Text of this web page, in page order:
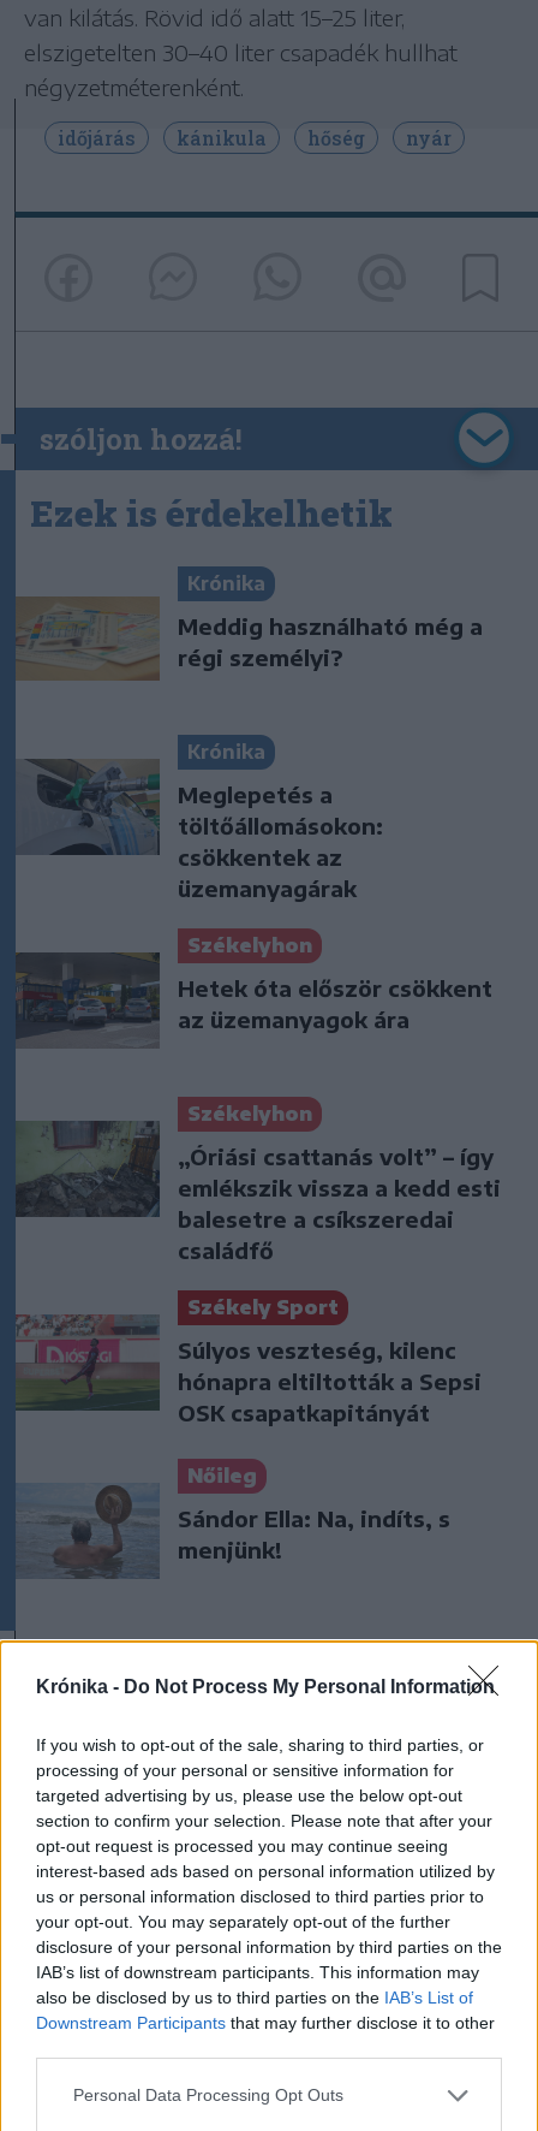
Krónika - Do Not Process My Personal Information
If you wish to opt-out of the sale, sharing to third parties, or
processing of your personal or sensitive information for
targeted advertising by us, please use the below opt-out
section to confirm your selection. Please note that after your
opt-out request is processed you may continue seeing
interest-based ads based on personal information utilized by
us or personal information disclosed to third parties prior to
your opt-out. You may separately opt-out of the further
disclosure of your personal information by third parties on the
IAB’s list of downstream participants. This information may
also be disclosed by us to third parties on the IAB’s List of
Downstream Participants that may further disclose it to other
Personal Data Processing Opt Outs
van kilátás. Rövid idő alatt 15–25 liter,
elszigetelten 30–40 liter csapadék hullhat
négyzetméterenként.
időjárás kánikula hőség nyár
szóljon hozzá!
Ezek is érdekelhetik
Krónika
Meddig használható még a
régi személyi?
Krónika
Meglepetés a
töltőállomásokon:
csökkentek az
üzemanyagárak
Székelyhon
Hetek óta először csökkent
az üzemanyagok ára
Székelyhon
„Óriási csattanás volt” – így
emlékszik vissza a kedd esti
balesetre a csíkszeredai
családfő
Székely Sport
Súlyos veszteség, kilenc
hónapra eltiltották a Sepsi
OSK csapatkapitányát
Nőileg
Sándor Ella: Na, indíts, s
menjünk!
A rovat további cikkei